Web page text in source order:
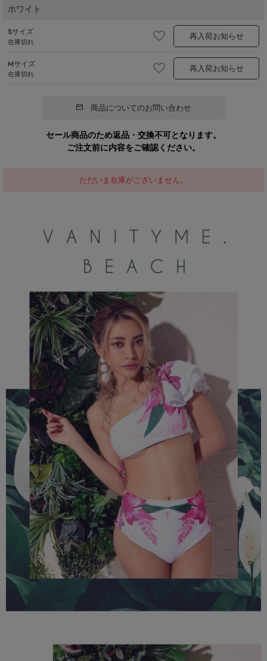
ホワイト
Sサイズ
在庫切れ 再入荷お知らせ
Mサイズ
在庫切れ 再入荷お知らせ
商品についてのお問い合わせ
セール商品のため返品・交換不可となります。
ご注文前に内容をご確認ください。
ただいま在庫がございません。